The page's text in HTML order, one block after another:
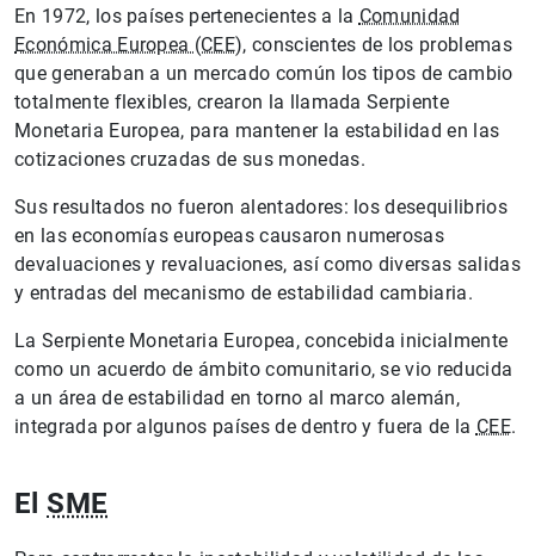
En 1972, los países pertenecientes a la Comunidad
Económica Europea (CEE), conscientes de los problemas
que generaban a un mercado común los tipos de cambio
totalmente flexibles, crearon la llamada Serpiente
Monetaria Europea, para mantener la estabilidad en las
cotizaciones cruzadas de sus monedas.
Sus resultados no fueron alentadores: los desequilibrios
en las economías europeas causaron numerosas
devaluaciones y revaluaciones, así como diversas salidas
y entradas del mecanismo de estabilidad cambiaria.
La Serpiente Monetaria Europea, concebida inicialmente
como un acuerdo de ámbito comunitario, se vio reducida
a un área de estabilidad en torno al marco alemán,
integrada por algunos países de dentro y fuera de la CEE.
El SME